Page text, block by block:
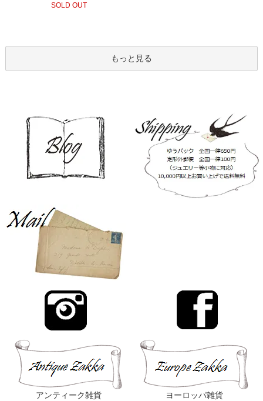
SOLD OUT
もっと見る
アンティーク雑貨
ヨーロッパ雑貨